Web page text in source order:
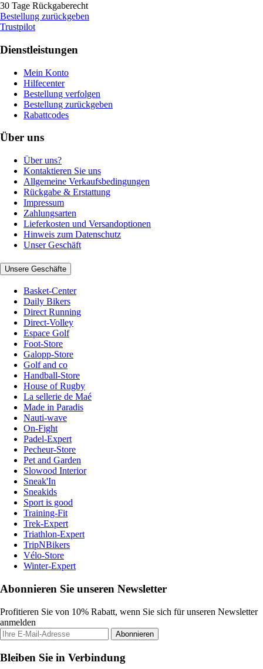
30 Tage Rückgaberecht
Bestellung zurückgeben
Trustpilot
Dienstleistungen
Mein Konto
Hilfecenter
Bestellung verfolgen
Bestellung zurückgeben
Rabattcodes
Über uns
Über uns?
Kontaktieren Sie uns
Allgemeine Verkaufsbedingungen
Rückgabe & Erstattung
Impressum
Zahlungsarten
Lieferkosten und Versandoptionen
Hinweis zum Datenschutz
Unser Geschäft
Unsere Geschäfte
Basket-Center
Daily Bikers
Direct Running
Direct-Volley
Espace Golf
Foot-Store
Galopp-Store
Golf and co
Handball-Store
House of Rugby
La sellerie de Maé
Made in Paradis
Nauti-wave
On-Fight
Padel-Expert
Pecheur-Store
Pet and Garden
Slowood Interior
Sneak'In
Sneakids
Sport is good
Training-Fit
Trek-Expert
Triathlon-Expert
TripNBikers
Vélo-Store
Winter-Expert
Abonnieren Sie unseren Newsletter
Profitieren Sie von 10% Rabatt, wenn Sie sich für unseren Newsletter
anmelden
Abonnieren
Bleiben Sie in Verbindung